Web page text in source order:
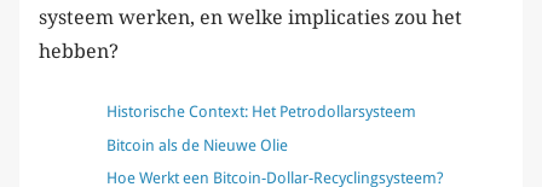
systeem werken, en welke implicaties zou het
hebben?
Historische Context: Het Petrodollarsysteem
Bitcoin als de Nieuwe Olie
Hoe Werkt een Bitcoin-Dollar-Recyclingsysteem?